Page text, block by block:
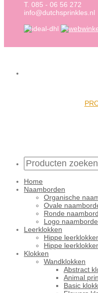
T. 085 - 06 56 272
info@dutchsprinkles.nl
Home
Naamborden
Organische
Ovale
Ronde
Logo
Leerklokken
Hippe
Hippe
Klokken
Wandklokken
Abstract
Animal
Basic